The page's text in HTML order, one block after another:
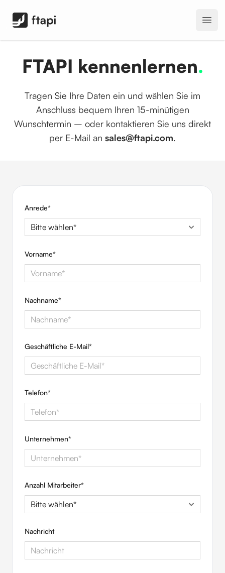
FTAPI Software GmbH
FTAPI kennenlernen.
Tragen Sie Ihre Daten ein und wählen Sie im
Anschluss bequem Ihren 15-minütigen
Wunschtermin – oder kontaktieren Sie uns direkt
per E-Mail an sales@ftapi.com.
Anrede*
Vorname*
Nachname*
Geschäftliche E-Mail*
Telefon*
Unternehmen*
Anzahl Mitarbeiter*
Nachricht